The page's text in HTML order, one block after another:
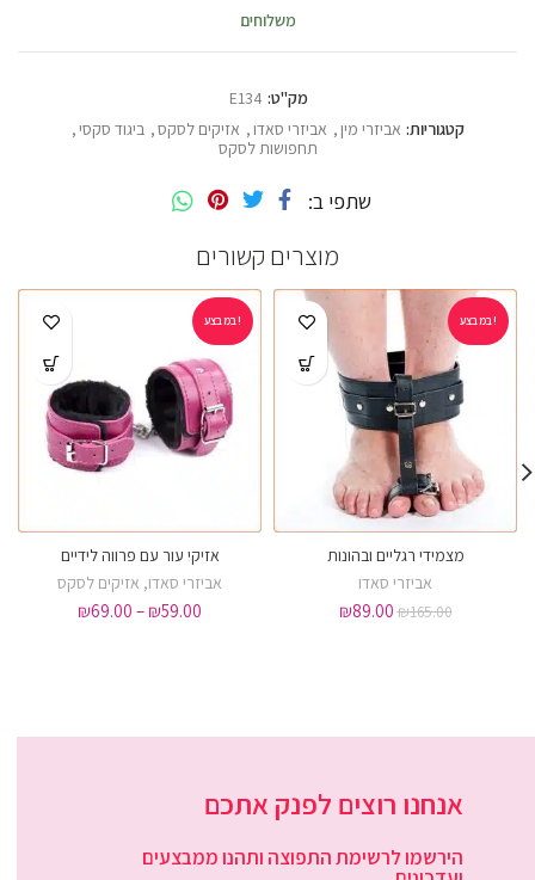
משלוחים
מק"ט: E134
קטגוריות: אביזרי מין, אביזרי סאדו, אזיקים לסקס, ביגוד סקסי,
תחפושות לסקס
שתפי ב
מוצרים קשורים
במבצע!
מצמידי רגליים ובהונות
אביזרי סאדו
₪165.00
₪89.00
במבצע!
אזיקי עור עם פרווה לידיים
אביזרי סאדו, אזיקים לסקס
₪59.00
–
₪69.00
אנחנו רוצים לפנק אתכם
הירשמו לרשימת התפוצה ותהנו ממבצעים